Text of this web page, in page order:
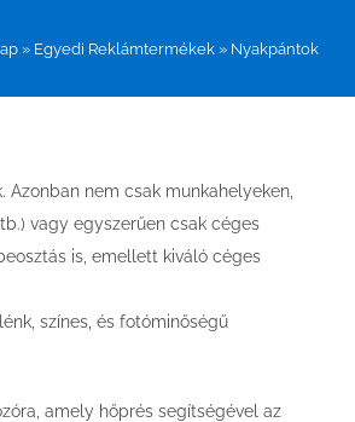
» Egyedi Reklámtermékek » Nyakpántok
nem csak munkahelyeken,
vagy egyszerűen csak céges
is, emellett kiváló céges
színes, és fotóminőségű
amely hőprés segítségével az